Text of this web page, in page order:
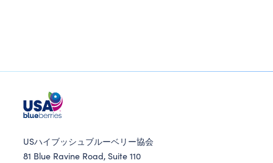
USハイブッシュブルーベリー協会
81 Blue Ravine Road, Suite 110